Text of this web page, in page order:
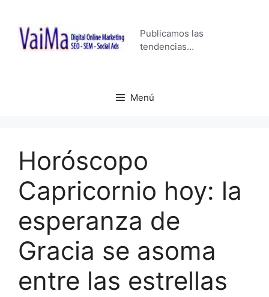
contenido
Publicamos las
tendencias…
Menú
Horóscopo
Capricornio hoy: la
esperanza de
Gracia se asoma
entre las estrellas